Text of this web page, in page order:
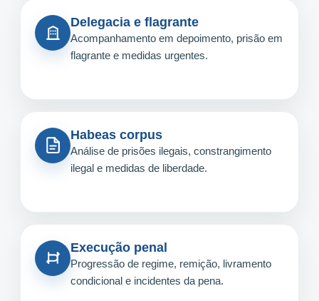
Delegacia e flagrante
Acompanhamento em depoimento, prisão em
flagrante e medidas urgentes.
Habeas corpus
Análise de prisões ilegais, constrangimento
ilegal e medidas de liberdade.
Execução penal
Progressão de regime, remição, livramento
condicional e incidentes da pena.